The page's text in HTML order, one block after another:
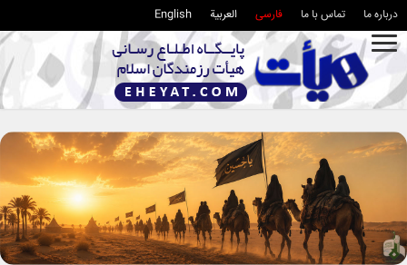
درباره ما تماس با ما فارسی العربية English